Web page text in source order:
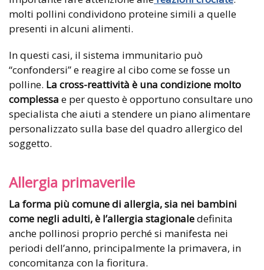
molti pollini condividono proteine simili a quelle
presenti in alcuni alimenti.
In questi casi, il sistema immunitario può
“confondersi” e reagire al cibo come se fosse un
polline. La cross-reattività è una condizione molto
complessa e per questo è opportuno consultare uno
specialista che aiuti a stendere un piano alimentare
personalizzato sulla base del quadro allergico del
soggetto.
Allergia primaverile
La forma più comune di allergia, sia nei bambini
come negli adulti, è l’allergia stagionaledefinita
anche pollinosi proprio perché si manifesta nei
periodi dell’anno, principalmente la primavera, in
concomitanza con la fioritura.